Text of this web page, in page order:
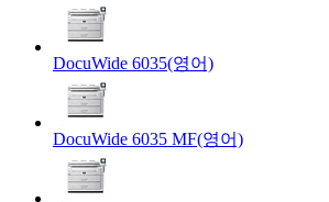
DocuWide 6035(영어)
DocuWide 6035 MF(영어)